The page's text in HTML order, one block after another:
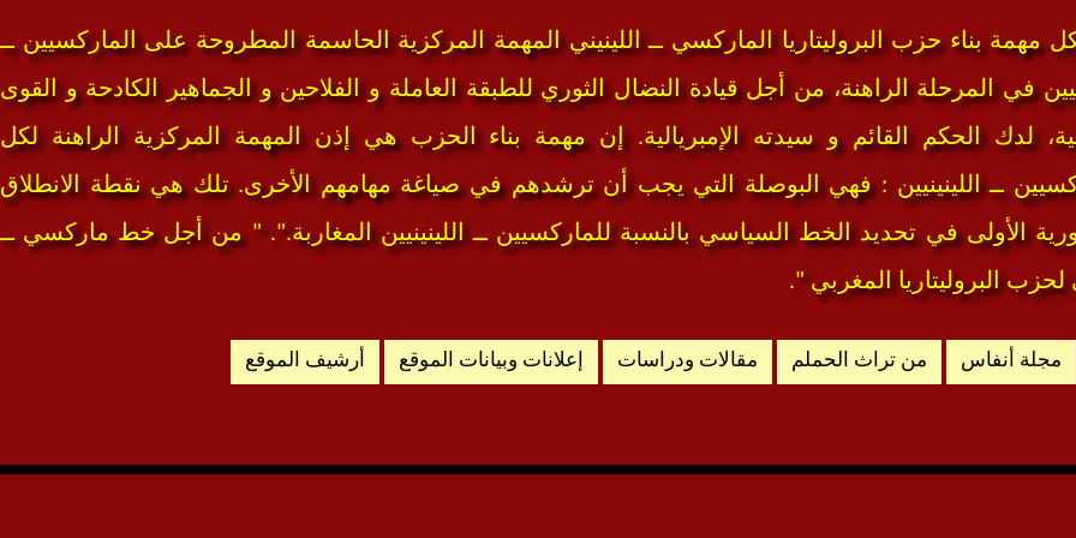
مهمة بناء حزب البروليتاريا الماركسي ــ اللينيني المهمة المركزية الحاسمة المطروحة على الماركسيين ــ
في المرحلة الراهنة، من أجل قيادة النضال الثوري للطبقة العاملة و الفلاحين و الجماهير الكادحة و القوى
لدك الحكم القائم و سيدته الإمبريالية. إن مهمة بناء الحزب هي إذن المهمة المركزية الراهنة لكل
ــ اللينينيين : فهي البوصلة التي يجب أن ترشدهم في صياغة مهامهم الأخرى. تلك هي نقطة الانطلاق
الأولى في تحديد الخط السياسي بالنسبة للماركسيين ــ اللينينيين المغاربة.". " من أجل خط ماركسي ــ
لحزب البروليتاريا المغربي ".
مجلة أنفاس من تراث الحملم مقالات ودراسات إعلانات وبيانات الموقع أرشيف الموقع